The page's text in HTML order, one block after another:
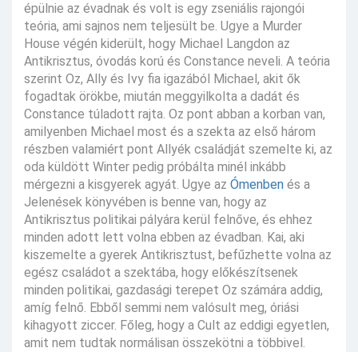
épülnie az évadnak és volt is egy zseniális rajongói
teória, ami sajnos nem teljesült be. Ugye a Murder
House végén kiderült, hogy Michael Langdon az
Antikrisztus, óvodás korú és Constance neveli. A teória
szerint Oz, Ally és Ivy fia igazából Michael, akit ők
fogadtak örökbe, miután meggyilkolta a dadát és
Constance túladott rajta. Oz pont abban a korban van,
amilyenben Michael most és a szekta az első három
részben valamiért pont Allyék családját szemelte ki, az
oda küldött Winter pedig próbálta minél inkább
mérgezni a kisgyerek agyát. Ugye az Ómenben és a
Jelenések könyvében is benne van, hogy az
Antikrisztus politikai pályára kerül felnőve, és ehhez
minden adott lett volna ebben az évadban. Kai, aki
kiszemelte a gyerek Antikrisztust, befűzhette volna az
egész családot a szektába, hogy előkészítsenek
minden politikai, gazdasági terepet Oz számára addig,
amíg felnő. Ebből semmi nem valósult meg, óriási
kihagyott ziccer. Főleg, hogy a Cult az eddigi egyetlen,
amit nem tudtak normálisan összekötni a többivel.